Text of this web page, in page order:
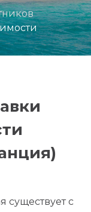
существует с